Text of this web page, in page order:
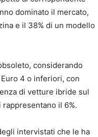
dominato il mercato,
e il 38% di un modello
considerando
4 o inferiori, con
di vetture ibride sul
il 6%.
intervistati che le ha